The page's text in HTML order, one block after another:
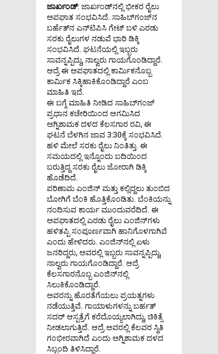
ಜಾರ್ಖಂಡ್: ಜಾರ್ಖಂಡ್​ನಲ್ಲಿ ಭೀಕರ ರೈಲು
ಅಪಘಾತ ಸಂಭವಿಸಿದೆ. ಸಾಹಿಬ್​ಗಂಜ್​ನ
ಬರ್ಹೆತ್​ನ ಎನ್‌ಟಿಪಿಸಿ ಗೇಟ್ ಬಳಿ ಎರಡು
ಸರಕು ರೈಲುಗಳ ನಡುವೆ ಭಾರಿ ಡಿಕ್ಕಿ
ಸಂಭವಿಸಿದೆ. ಘಟನೆಯಲ್ಲಿ ಇಬ್ಬರು
ಸಾವನ್ನಪ್ಪಿದ್ದು, ನಾಲ್ವರು ಗಾಯಗೊಂಡಿದ್ದಾರೆ.
ಆದ್ರೆ ಈ ಅಪಘಾತದಲ್ಲಿ ಕಾರ್ಮಿಕನೊಬ್ಬ
ಕಾರ್ಮಿಕ ಸಿಕ್ಕಿಹಾಕಿಕೊಂಡಿದ್ದಾರೆ ಎಂಬ
ಮಾಹಿತಿ ಇದೆ.
ಈ ಬಗ್ಗೆ ಮಾಹಿತಿ ನೀಡಿದ ಸಾಹಿಬ್‌ಗಂಜ್
ಪ್ರಧಾನ ಕಚೇರಿಯಿಂದ ಆಗಮಿಸಿದ
ಅಗ್ನಿಶಾಮಕ ದಳದ ಕೆಲಸಗಾರ ರವಿ, ಈ
ಘಟನೆ ಬೆಳಗಿನ ಜಾವ 3:30ಕ್ಕೆ ಸಂಭವಿಸಿದೆ.
ಹಳಿ ಮೇಲೆ ಸರಕು ರೈಲು ನಿಂತಿತ್ತು. ಈ
ಸಮಯದಲ್ಲಿ ಇನ್ನೊಂದು ಬದಿಯಿಂದ
ಬರುತ್ತಿದ್ದ ಸರಕು ರೈಲು ಜೋರಾಗಿ ಡಿಕ್ಕಿ
ಹೊಡೆದಿದೆ.
ಪರಿಣಾಮ ಎಂಜಿನ್ ಮತ್ತು ಕಲ್ಲಿದ್ದಲು ತುಂಬಿದ
ಬೋಗಿಗೆ ಬೆಂಕಿ ಹೊತ್ತಿಕೊಂಡಿತು. ಬೆಂಕಿಯನ್ನು
ನಂದಿಸುವ ಕಾರ್ಯ ಮುಂದುವರೆದಿದೆ. ಈ
ಅಪಘಾತದಲ್ಲಿ ಎರಡು ರೈಲು ಎಂಜಿನ್‌ಗಳು
ಹಳಿತಪ್ಪಿ ಸಂಪೂರ್ಣವಾಗಿ ಹಾನಿಗೊಳಗಾಗಿವೆ
ಎಂದು ಹೇಳಿದರು. ಎಂಜಿನ್‌ನಲ್ಲಿ ಏಳು
ಜನರಿದ್ದರು, ಅವರಲ್ಲಿ ಇಬ್ಬರು ಸಾವನ್ನಪ್ಪಿದ್ದು,
ನಾಲ್ವರು ಗಾಯಗೊಂಡಿದ್ದಾರೆ. ಆದ್ರೆ
ಕೆಲಸಗಾರನೊಬ್ಬ ಎಂಜಿನ್‌ನಲ್ಲಿ
ಸಿಲುಕಿಕೊಂಡಿದ್ದಾರೆ.
ಅವರನ್ನು ಹೊರತೆಗೆಯಲು ಪ್ರಯತ್ನಗಳು
ನಡೆಯುತ್ತಿವೆ. ಗಾಯಾಳುಗಳನ್ನು ಬರ್ಹತ್
ಸದರ್ ಆಸ್ಪತ್ರೆಗೆ ಕರೆದೊಯ್ಯಲಾಗಿದ್ದು, ಚಿಕಿತ್ಸೆ
ನೀಡಲಾಗುತ್ತಿದೆ. ಆದ್ರೆ ಅವರಲ್ಲಿ ಕೆಲವರ ಸ್ಥಿತಿ
ಗಂಭೀರವಾಗಿದೆ ಎಂದು ಅಗ್ನಿಶಾಮಕ ದಳದ
ಸಿಬ್ಬಂದಿ ತಿಳಿಸಿದ್ದಾರೆ.